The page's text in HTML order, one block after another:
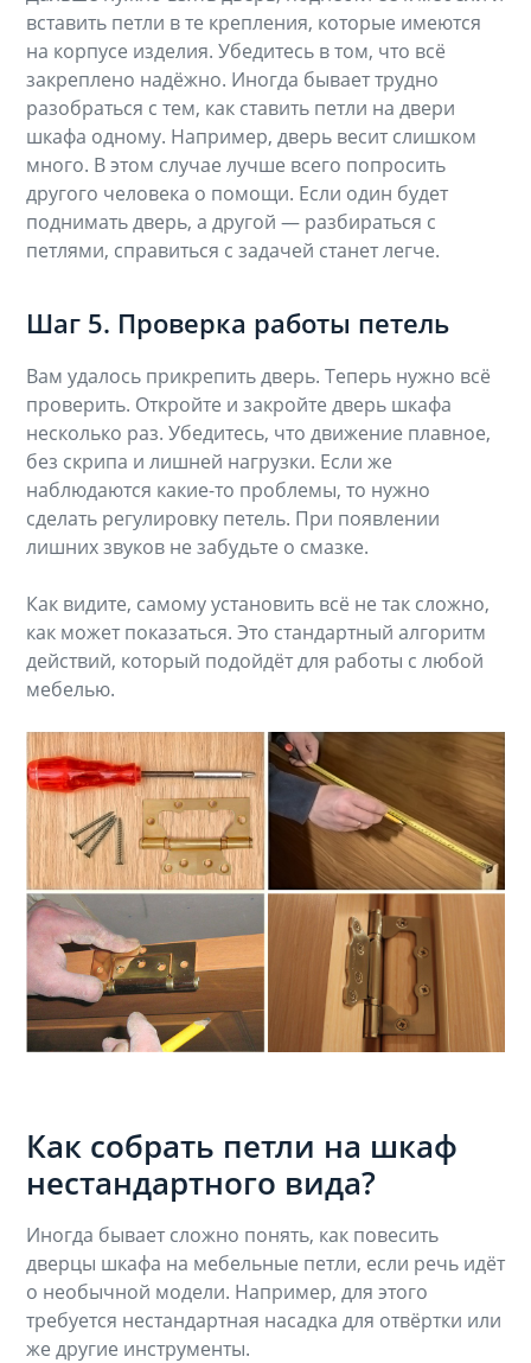
вставить петли в те крепления, которые имеются
на корпусе изделия. Убедитесь в том, что всё
закреплено надёжно. Иногда бывает трудно
разобраться с тем, как ставить петли на двери
шкафа одному. Например, дверь весит слишком
много. В этом случае лучше всего попросить
другого человека о помощи. Если один будет
поднимать дверь, а другой — разбираться с
петлями, справиться с задачей станет легче.
Шаг 5. Проверка работы петель
Вам удалось прикрепить дверь. Теперь нужно всё
проверить. Откройте и закройте дверь шкафа
несколько раз. Убедитесь, что движение плавное,
без скрипа и лишней нагрузки. Если же
наблюдаются какие-то проблемы, то нужно
сделать регулировку петель. При появлении
лишних звуков не забудьте о смазке.
Как видите, самому установить всё не так сложно,
как может показаться. Это стандартный алгоритм
действий, который подойдёт для работы с любой
мебелью.
Как собрать петли на шкаф
нестандартного вида?
Иногда бывает сложно понять, как повесить
дверцы шкафа на мебельные петли, если речь идёт
о необычной модели. Например, для этого
требуется нестандартная насадка для отвёртки или
же другие инструменты.